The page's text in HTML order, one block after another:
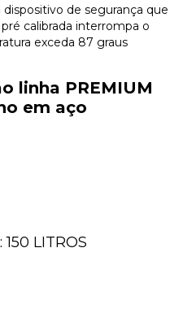
de segurança que
calibrada interrompa o
exceda 87 graus
linha PREMIUM
em aço
LITROS